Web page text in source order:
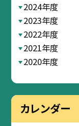
2024年度
2023年度
2022年度
2021年度
2020年度
カレンダー